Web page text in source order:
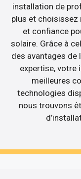
installation de
plus et
et confiance
solaire. Grâce à
des avantages de
expertise, votre
meilleures
technologies
nous trouvons